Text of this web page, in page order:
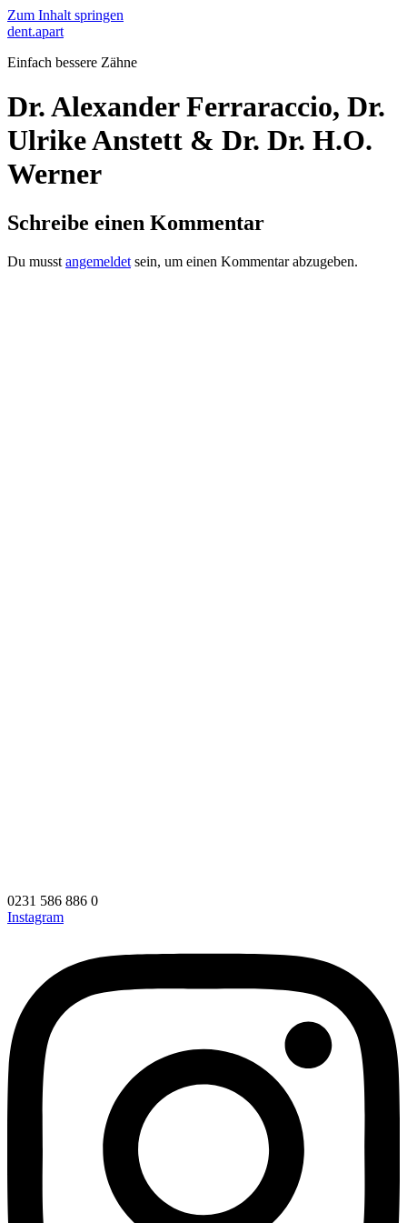
Zum Inhalt springen
dent.apart
Einfach bessere Zähne
Dr. Alexander Ferraraccio, Dr.
Ulrike Anstett & Dr. Dr. H.O.
Werner
Schreibe einen Kommentar
Du musst angemeldet sein, um einen Kommentar abzugeben.
0231 586 886 0
Instagram